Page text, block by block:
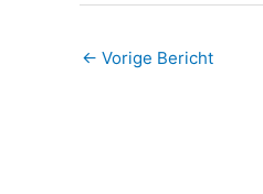
← Vorige Bericht